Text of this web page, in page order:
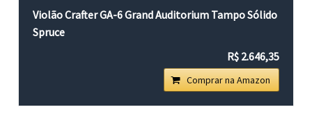
Violão Crafter GA-6 Grand Auditorium Tampo Sólido
Spruce
R$ 2.646,35
Comprar na Amazon